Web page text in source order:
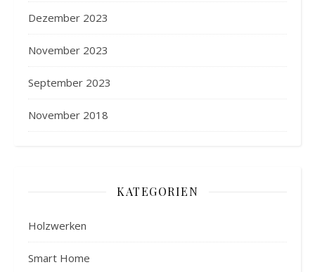
Dezember 2023
November 2023
September 2023
November 2018
KATEGORIEN
Holzwerken
Smart Home